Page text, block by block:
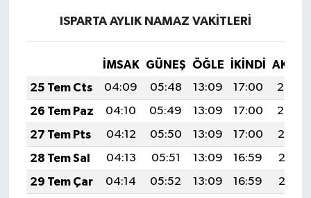
ISPARTA AYLIK NAMAZ VAKITLERI
İMSAK GÜNEŞ ÖĞLE İKINDI
25 Tem Cts
04:09 05:48 13:09 17:00
20:20
26 Tem Paz
04:10 05:49 13:09 17:00
20:20
27 Tem Pts
04:12 05:50 13:09 17:00
20:19
28 Tem Sal
04:13 05:51 13:09 16:59
20:18
29 Tem Çar
04:14 05:52 13:09 16:59
20:17